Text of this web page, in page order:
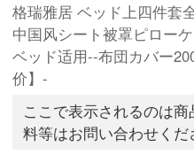
格瑞雅居 ベッド上四件套
中国风シート被罩ピロー
ベッド适用--布団カバー
价】-
ここで表示されるのは
料等はお問い合わせくだ